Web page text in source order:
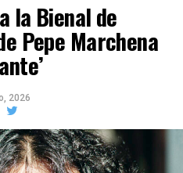
la Bienal de
Pepe Marchena
2026